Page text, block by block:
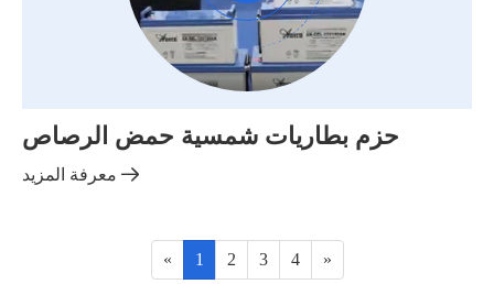
حزم بطاريات شمسية حمض الرصاص

« 1 2 3 4 »